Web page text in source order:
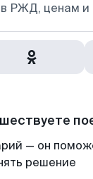
РЖД, ценам и
— он
решение